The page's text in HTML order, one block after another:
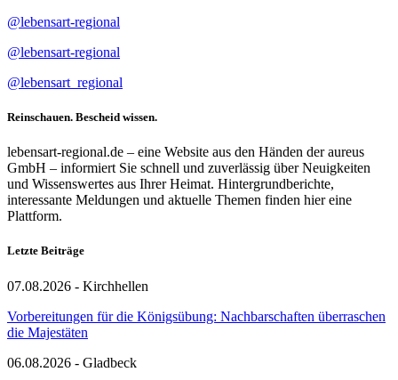
@lebensart-regional
@lebensart-regional
@lebensart_regional
Reinschauen. Bescheid wissen.
lebensart-regional.de – eine Website aus den Händen der aureus
GmbH – informiert Sie schnell und zuverlässig über Neuigkeiten
und Wissenswertes aus Ihrer Heimat. Hintergrundberichte,
interessante Meldungen und aktuelle Themen finden hier eine
Plattform.
Letzte Beiträge
07.08.2026 - Kirchhellen
Vorbereitungen für die Königsübung: Nachbarschaften überraschen
die Majestäten
06.08.2026 - Gladbeck